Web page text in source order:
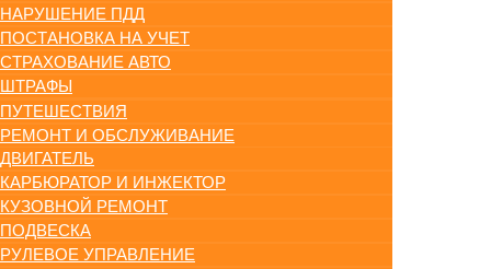
НАРУШЕНИЕ ПДД
ПОСТАНОВКА НА УЧЕТ
СТРАХОВАНИЕ АВТО
ШТРАФЫ
ПУТЕШЕСТВИЯ
РЕМОНТ И ОБСЛУЖИВАНИЕ
ДВИГАТЕЛЬ
КАРБЮРАТОР И ИНЖЕКТОР
КУЗОВНОЙ РЕМОНТ
ПОДВЕСКА
РУЛЕВОЕ УПРАВЛЕНИЕ